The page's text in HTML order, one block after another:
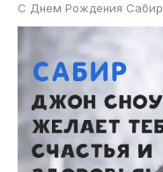
С Днем Рождения Сабир